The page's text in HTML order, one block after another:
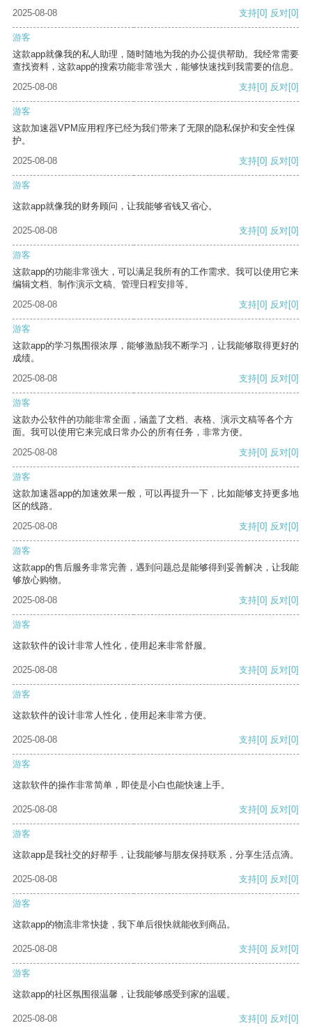
2025-08-08 支持[0] 反对[0]
游客
这款app就像我的私人助理，随时随地为我的办公提供帮助。我经常需要
查找资料，这款app的搜索功能非常强大，能够快速找到我需要的信息。
2025-08-08
支持[0] 反对[0]
游客
这款加速器VPM应用程序已经为我们带来了无限的隐私保护和安全性保
护。
2025-08-08
支持[0] 反对[0]
游客
这款app就像我的财务顾问，让我能够省钱又省心。
2025-08-08 支持[0] 反对[0]
游客
这款app的功能非常强大，可以满足我所有的工作需求。我可以使用它来
编辑文档、制作演示文稿、管理日程安排等。
2025-08-08
支持[0] 反对[0]
游客
这款app的学习氛围很浓厚，能够激励我不断学习，让我能够取得更好的
成绩。
2025-08-08
支持[0] 反对[0]
游客
这款办公软件的功能非常全面，涵盖了文档、表格、演示文稿等各个方
面。我可以使用它来完成日常办公的所有任务，非常方便。
2025-08-08
支持[0] 反对[0]
游客
这款加速器app的加速效果一般，可以再提升一下，比如能够支持更多地
区的线路。
2025-08-08
支持[0] 反对[0]
游客
这款app的售后服务非常完善，遇到问题总是能够得到妥善解决，让我能
够放心购物。
2025-08-08
支持[0] 反对[0]
游客
这款软件的设计非常人性化，使用起来非常舒服。
2025-08-08 支持[0] 反对[0]
游客
这款软件的设计非常人性化，使用起来非常方便。
2025-08-08 支持[0] 反对[0]
游客
这款软件的操作非常简单，即使是小白也能快速上手。
2025-08-08 支持[0] 反对[0]
游客
这款app是我社交的好帮手，让我能够与朋友保持联系，分享生活点滴。
2025-08-08 支持[0] 反对[0]
游客
这款app的物流非常快捷，我下单后很快就能收到商品。
2025-08-08 支持[0] 反对[0]
游客
这款app的社区氛围很温馨，让我能够感受到家的温暖。
2025-08-08 支持[0] 反对[0]